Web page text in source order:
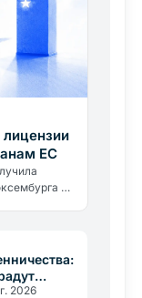
ЕС
и
2026